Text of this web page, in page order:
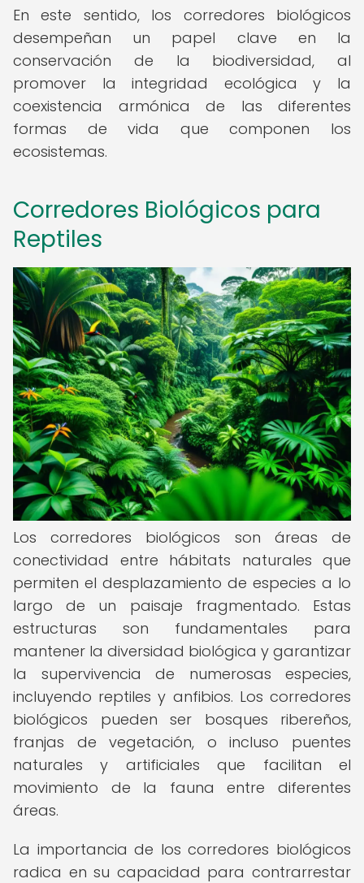
En este sentido, los corredores biológicos
desempeñan un papel clave en la
conservación de la biodiversidad, al
promover la integridad ecológica y la
coexistencia armónica de las diferentes
formas de vida que componen los
ecosistemas.
Corredores Biológicos para
Reptiles
Los corredores biológicos son áreas de
conectividad entre hábitats naturales que
permiten el desplazamiento de especies a lo
largo de un paisaje fragmentado. Estas
estructuras son fundamentales para
mantener la diversidad biológica y garantizar
la supervivencia de numerosas especies,
incluyendo reptiles y anfibios. Los corredores
biológicos pueden ser bosques ribereños,
franjas de vegetación, o incluso puentes
naturales y artificiales que facilitan el
movimiento de la fauna entre diferentes
áreas.
La importancia de los corredores biológicos
radica en su capacidad para contrarrestar